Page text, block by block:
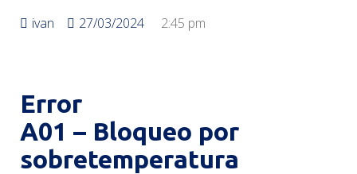
ivan 27/03/2024 2:45 pm
Error
A01 – Bloqueo por
sobretemperatura